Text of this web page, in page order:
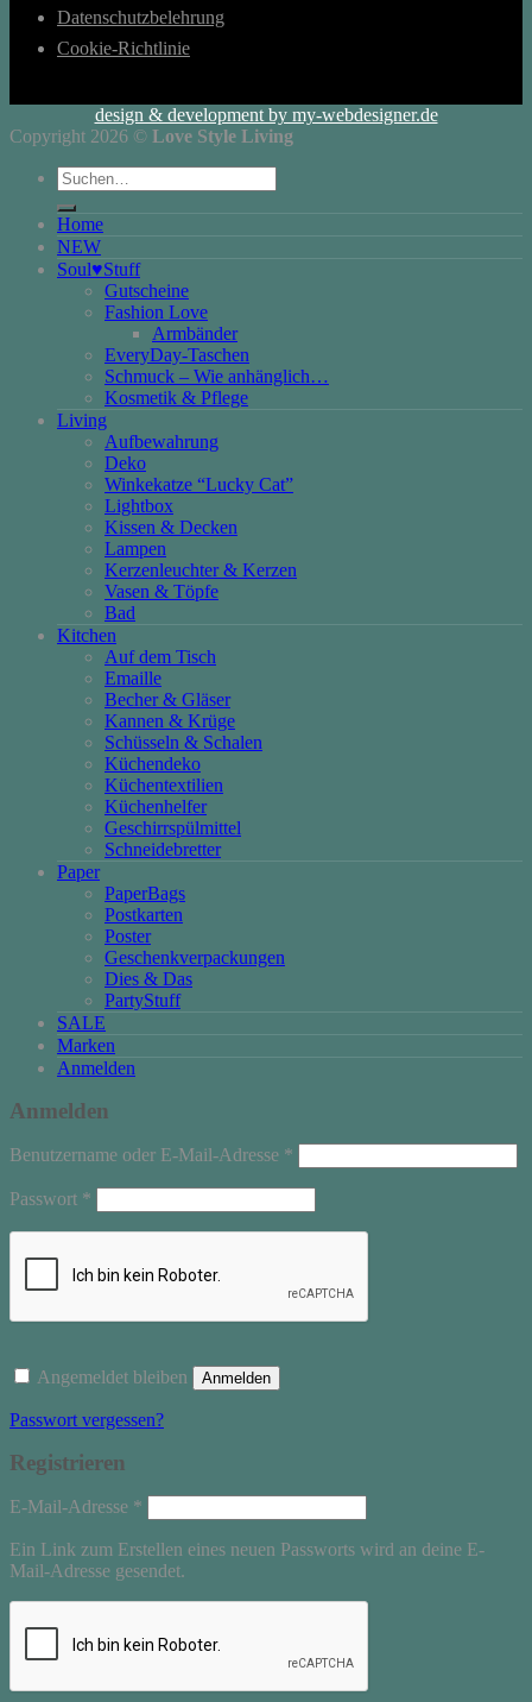
Datenschutzbelehrung
Cookie-Richtlinie
design & development by my-webdesigner.de
Copyright 2026 © Love Style Living
Suchen
nach:
Home
NEW
Soul♥Stuff
Gutscheine
Fashion Love
Armbänder
EveryDay-Taschen
Schmuck – Wie anhänglich…
Kosmetik & Pflege
Living
Aufbewahrung
Deko
Winkekatze “Lucky Cat”
Lightbox
Kissen & Decken
Lampen
Kerzenleuchter & Kerzen
Vasen & Töpfe
Bad
Kitchen
Auf dem Tisch
Emaille
Becher & Gläser
Kannen & Krüge
Schüsseln & Schalen
Küchendeko
Küchentextilien
Küchenhelfer
Geschirrspülmittel
Schneidebretter
Paper
PaperBags
Postkarten
Poster
Geschenkverpackungen
Dies & Das
PartyStuff
SALE
Marken
Anmelden
Anmelden
Benutzername oder E-Mail-Adresse *
Passwort *
Angemeldet bleiben Anmelden
Passwort vergessen?
Registrieren
E-Mail-Adresse *
Ein Link zum Erstellen eines neuen Passworts wird an deine E-
Mail-Adresse gesendet.